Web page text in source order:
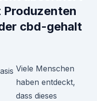
Produzenten
cbd-gehalt
Viele Menschen
haben entdeckt,
dass dieses